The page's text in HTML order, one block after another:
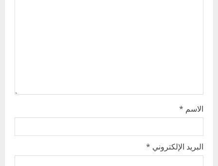
الاسم *
البريد الإلكتروني *